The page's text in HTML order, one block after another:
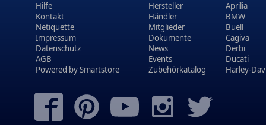
Hilfe
Kontakt
Netiquette
Impressum
Datenschutz
AGB
Powered bySmartstore
Hersteller
Händler
Mitglieder
Dokumente
News
Events
Zubehörkatalog
Aprilia
BMW
Buell
Cagiva
Derbi
Ducati
Harley-